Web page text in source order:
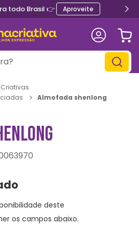
todo Brasil 👉 Aproveite
Almofada shenlong